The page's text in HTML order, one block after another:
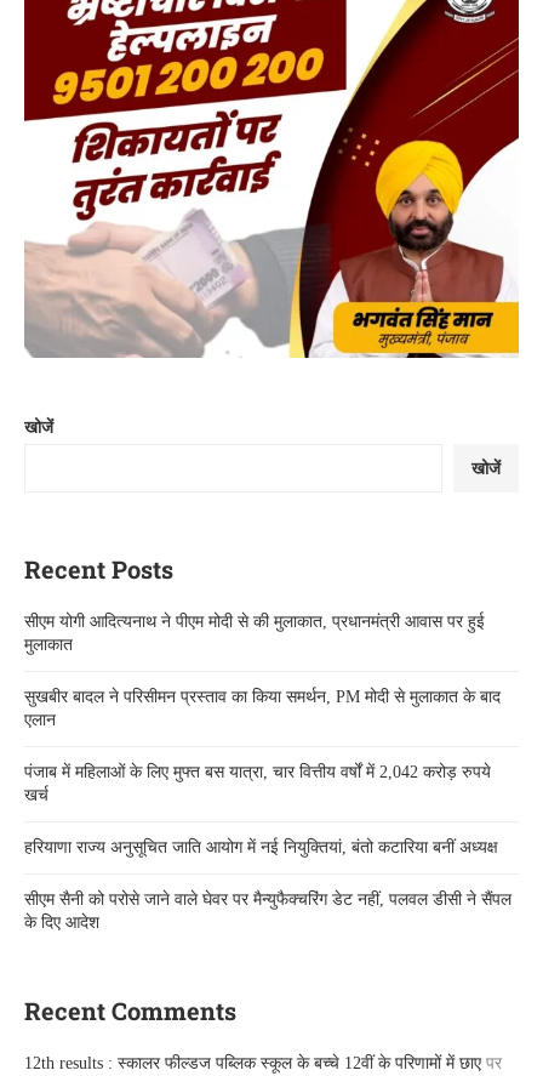
खोजें
खोजें
Recent Posts
सीएम योगी आदित्यनाथ ने पीएम मोदी से की मुलाकात, प्रधानमंत्री आवास पर हुई
मुलाकात
सुखबीर बादल ने परिसीमन प्रस्ताव का किया समर्थन, PM मोदी से मुलाकात के बाद
एलान
पंजाब में महिलाओं के लिए मुफ्त बस यात्रा, चार वित्तीय वर्षों में 2,042 करोड़ रुपये
खर्च
हरियाणा राज्य अनुसूचित जाति आयोग में नई नियुक्तियां, बंतो कटारिया बनीं अध्यक्ष
सीएम सैनी को परोसे जाने वाले घेवर पर मैन्युफैक्चरिंग डेट नहीं, पलवल डीसी ने सैंपल
के दिए आदेश
Recent Comments
12th results : स्कालर फील्डज पब्लिक स्कूल के बच्चे 12वीं के परिणामों में छाएपर